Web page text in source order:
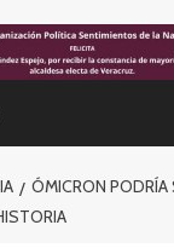
ÓMICRON PODRÍA